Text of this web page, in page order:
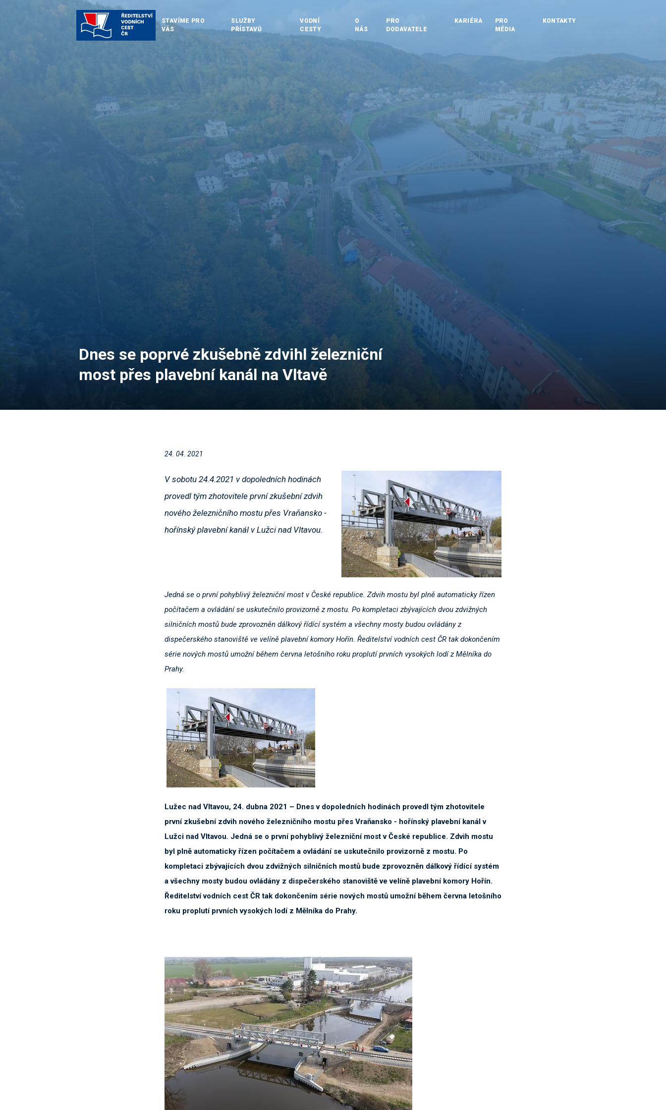
STAVÍME PRO
VÁS
SLUŽBY
PŘÍSTAVŮ
VODNÍ
CESTY
O
NÁS
PRO
DODAVATELE
KARIÉRA
PRO
MÉDIA
KONTAKTY
Dnes se poprvé zkušebně zdvihl železniční
most přes plavební kanál na Vltavě
24. 04. 2021
V sobotu 24.4.2021 v dopoledních hodinách
provedl tým zhotovitele první zkušební zdvih
nového železničního mostu přes Vraňansko -
hořínský plavební kanál v Lužci nad Vltavou.
Jedná se o první pohyblivý železniční most v České republice. Zdvih mostu byl plně automaticky řízen
počítačem a ovládání se uskutečnilo provizorně z mostu. Po kompletaci zbývajících dvou zdvižných
silničních mostů bude zprovozněn dálkový řídící systém a všechny mosty budou ovládány z
dispečerského stanoviště ve velíně plavební komory Hořín. Ředitelství vodních cest ČR tak dokončením
série nových mostů umožní během června letošního roku proplutí prvních vysokých lodí z Mělníka do
Prahy.
Lužec nad Vltavou, 24. dubna 2021 – Dnes v dopoledních hodinách provedl tým zhotovitele
první zkušební zdvih nového železničního mostu přes Vraňansko - hořínský plavební kanál v
Lužci nad Vltavou. Jedná se o první pohyblivý železniční most v České republice. Zdvih mostu
byl plně automaticky řízen počítačem a ovládání se uskutečnilo provizorně z mostu. Po
kompletaci zbývajících dvou zdvižných silničních mostů bude zprovozněn dálkový řídící systém
a všechny mosty budou ovládány z dispečerského stanoviště ve velíně plavební komory Hořín.
Ředitelství vodních cest ČR tak dokončením série nových mostů umožní během června letošního
roku proplutí prvních vysokých lodí z Mělníka do Prahy.